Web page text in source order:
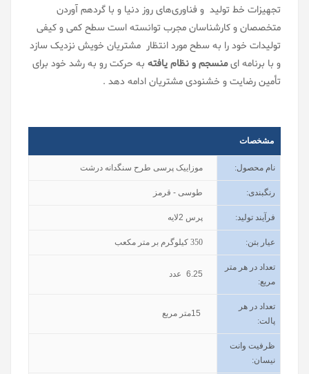
تجهیزات خط تولید و فناوری‌های روز دنیا و با گردهم آوردن
متخصصان و کارشناسان مجرب توانسته است سطح کمی و کیفی
تولیدات خود را به سطح مورد انتظار مشتریان خویش نزدیک سازد
و با برنامه ایمنسجم و نظام یافته به حرکت رو به رشد خود برای
تأمین رضایت و خشنودی مشتریان ادامه دهد .
مشخصات
نام محصول: موزاییک پرسی طرح سنگدانه درشت
رنگبندی: طوسی - قرمز
فرآیند تولید: پرس 2لایه
عیار بتن:
350 کیلوگرم بر متر مکعب
تعداد در هر متر
مربع:
6.25 عدد
تعداد در هر
پالت:
15متر مربع
ظرفیت وانت
نیسان: